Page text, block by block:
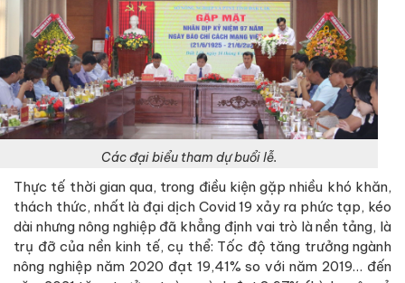
Các đại biểu tham dự buổi lễ.
Thực tế thời gian qua, trong điều kiện gặp nhiều khó khăn,
thách thức, nhất là đại dịch Covid 19 xảy ra phức tạp, kéo
dài nhưng nông nghiệp đã khẳng định vai trò là nền tảng, là
trụ đỡ của nền kinh tế, cụ thể: Tốc độ tăng trưởng ngành
nông nghiệp năm 2020 đạt 19,41% so với năm 2019… đến